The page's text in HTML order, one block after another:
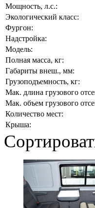
Мощность, л.с.:
Экологический класс:
Фургон:
Надстройка:
Модель:
Полная масса, кг:
Габариты внеш., мм:
Грузоподъемность, кг:
Мак. длина грузового
Мак. объем грузового
Количество мест:
Крыша: